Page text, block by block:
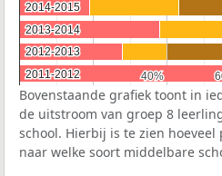
40%
40%
2014-2015
2014-2015
2013-2014
2013-2014
2012-2013
2012-2013
2011-2012
2011-2012
Bovenstaande grafiek toont in
de uitstroom van groep 8
school. Hierbij is te zien
naar welke soort middelbare